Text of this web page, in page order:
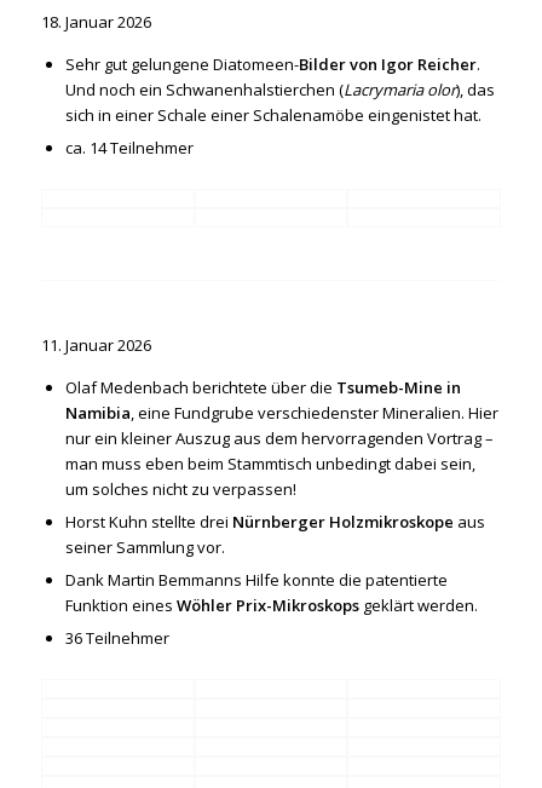
18. Januar 2026
Sehr gut gelungene Diatomeen-Bilder von Igor Reicher.
Und noch ein Schwanenhalstierchen (Lacrymaria olor), das
sich in einer Schale einer Schalenamöbe eingenistet hat.
ca. 14 Teilnehmer
11. Januar 2026
Olaf Medenbach berichtete über die Tsumeb-Mine in
Namibia, eine Fundgrube verschiedenster Mineralien. Hier
nur ein kleiner Auszug aus dem hervorragenden Vortrag –
man muss eben beim Stammtisch unbedingt dabei sein,
um solches nicht zu verpassen!
Horst Kuhn stellte drei Nürnberger Holzmikroskope aus
seiner Sammlung vor.
Dank Martin Bemmanns Hilfe konnte die patentierte
Funktion eines Wöhler Prix-Mikroskopsgeklärt werden.
36 Teilnehmer